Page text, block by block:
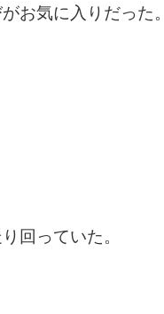
お気に入りだった。
回っていた。